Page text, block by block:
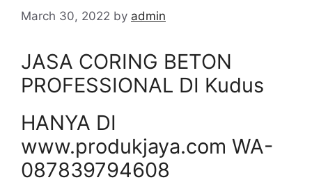
March 30, 2022 by admin
JASA CORING BETON
PROFESSIONAL DI Kudus
HANYA DI
www.produkjaya.com WA-
087839794608